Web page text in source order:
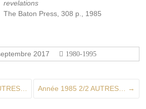
revelations
The Baton Press, 308 p., 1985
2017 1980-1995
Année 1985 2/2 AUTRES… →